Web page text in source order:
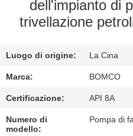
CONTROLLO
CONTATTICI
NOTIZIE
dell'impianto di
trivellazione
Luogo di origine: La Cina
Marca: BOMCO
Certificazione: API 8A
Numero di
modello:
Pompa di